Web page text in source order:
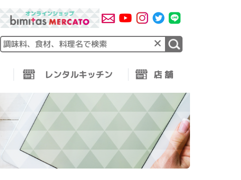
×
レンタルキッチン 店 舗